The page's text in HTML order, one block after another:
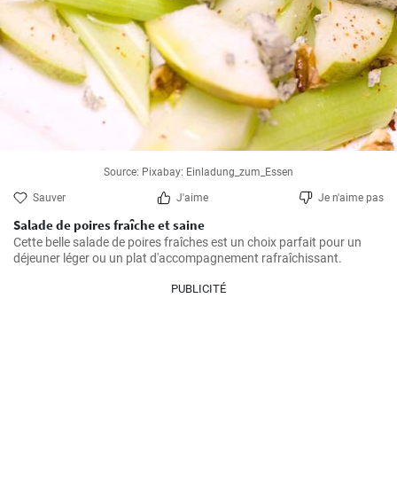
Source: Pixabay: Einladung_zum_Essen
Sauver J'aime Je n'aime pas
Salade de poires fraîche et saine
Cette belle salade de poires fraîches est un choix parfait pour un
déjeuner léger ou un plat d'accompagnement rafraîchissant.
PUBLICITÉ